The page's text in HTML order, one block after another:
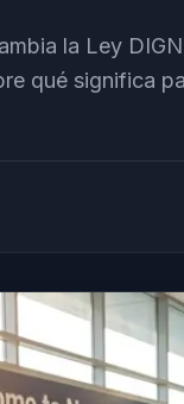
la Ley
qué significa